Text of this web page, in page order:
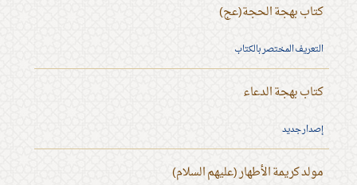
كتاب بهجة الحجة(عج)
التعريف المختصر بالكتاب
كتاب بهجة الدعاء
إصدار جديد
مولد كريمة الأطهار (عليهم السلام)